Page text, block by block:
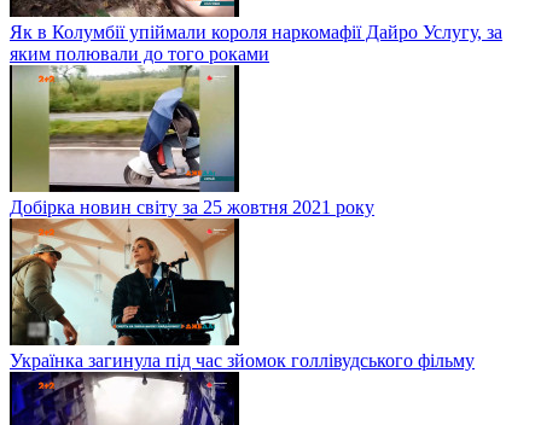
Як в Колумбії упіймали короля наркомафії Дайро Услугу, за
яким полювали до того роками
Добірка новин світу за 25 жовтня 2021 року
Українка загинула під час зйомок голлівудського фільму